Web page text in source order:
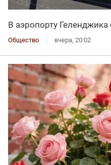
В аэропорту
Общество вчера, 20:02